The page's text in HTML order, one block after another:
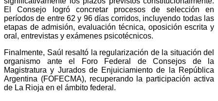
El Consejo logró concretar procesos de selección en
períodos de entre 62 y 96 días corridos, incluyendo todas las
etapas de admisión, evaluación técnica, oposición escrita y
oral, entrevistas y exámenes psicotécnicos.
Finalmente, Saúl resaltó la regularización de la situación del
organismo ante el Foro Federal de Consejos de la
Magistratura y Jurados de Enjuiciamiento de la República
Argentina (FOFECMA), recuperando la participación activa
de La Rioja en el ámbito federal.